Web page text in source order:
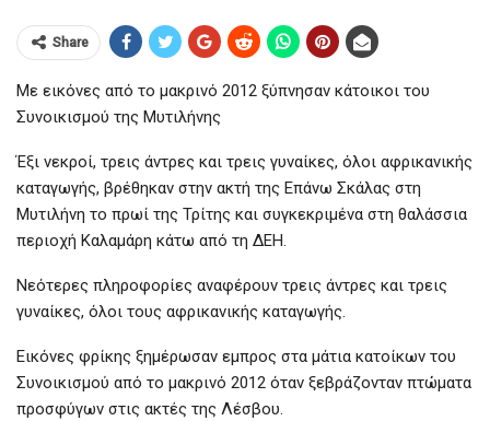
Share
Με εικόνες από το μακρινό 2012 ξύπνησαν κάτοικοι του
Συνοικισμού της Μυτιλήνης
Έξι νεκροί, τρεις άντρες και τρεις γυναίκες, όλοι αφρικανικής
καταγωγής, βρέθηκαν στην ακτή της Επάνω Σκάλας στη
Μυτιλήνη το πρωί της Τρίτης και συγκεκριμένα στη θαλάσσια
περιοχή Καλαμάρη κάτω από τη ΔΕΗ.
Νεότερες πληροφορίες αναφέρουν τρεις άντρες και τρεις
γυναίκες, όλοι τους αφρικανικής καταγωγής.
Εικόνες φρίκης ξημέρωσαν εμπρος στα μάτια κατοίκων του
Συνοικισμού από το μακρινό 2012 όταν ξεβράζονταν πτώματα
προσφύγων στις ακτές της Λέσβου.